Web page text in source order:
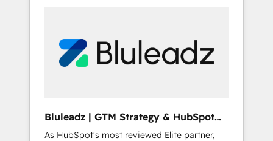
long-term value and a consistently strong
client experience.
Connectors, workflows, and data
architectures that make HubSpot the
HubSpot beyond standard configurations. -
AI-FIRST- AI across customer-facing
Bluleadz | GTM Strategy & HubSpot
Implementation
As HubSpot's most reviewed Elite partner,